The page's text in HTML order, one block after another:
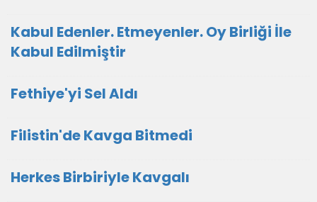
Kabul Edenler. Etmeyenler. Oy Birliği İle
Kabul Edilmiştir
Fethiye'yi Sel Aldı
Filistin'de Kavga Bitmedi
Herkes Birbiriyle Kavgalı